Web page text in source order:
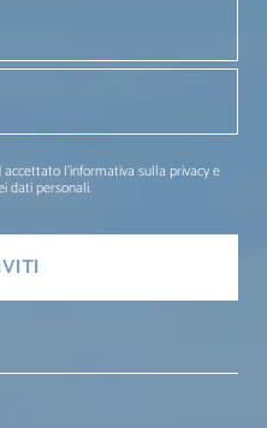
accettato l'informativa sulla privacy e
dati personali.